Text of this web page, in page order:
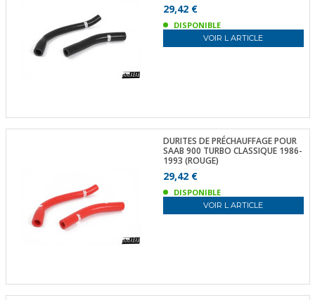
29,42 €
DISPONIBLE
VOIR L ARTICLE
DURITES DE PRÉCHAUFFAGE POUR
SAAB 900 TURBO CLASSIQUE 1986-
1993 (ROUGE)
29,42 €
DISPONIBLE
VOIR L ARTICLE